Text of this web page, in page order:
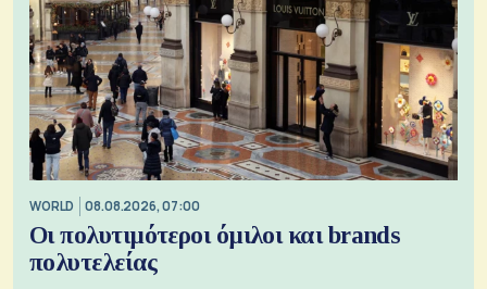
WORLD 08.08.2026, 07:00
Οι πολυτιμότεροι όμιλοι και brands
πολυτελείας